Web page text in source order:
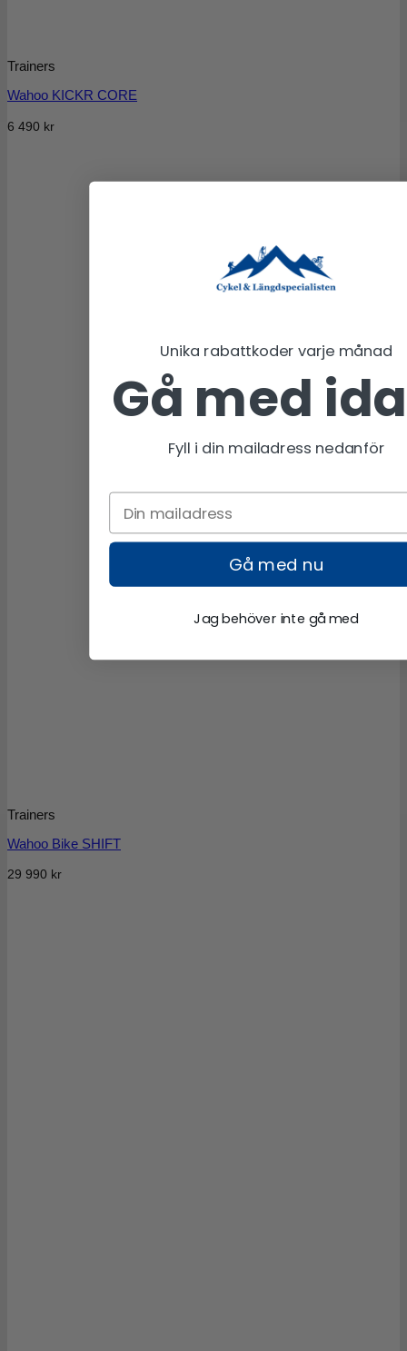
Trainers
Wahoo KICKR CORE
6 490 kr
Trainers
Wahoo Bike SHIFT
29 990 kr
Unika rabattkoder varje månad
Gå med
Fyll i din mailadress nedanför
Gå med nu
Jag behöver inte gå med